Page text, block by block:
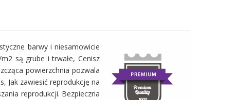
barwy i niesamowicie
są grube i trwałe, Cenisz
powierzchnia pozwala
Jak zawiesić reprodukcję na
reprodukcji. Bezpieczna